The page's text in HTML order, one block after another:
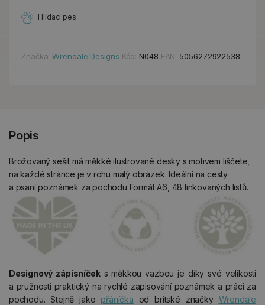
Hlídací pes
Značka:Wrendale Designs Kód: N048 EAN: 5056272922538
Popis
Brožovaný sešit má měkké ilustrované desky s motivem liščete,
na každé stránce je v rohu malý obrázek. Ideální na cesty
a psaní poznámek za pochodu Formát A6, 48 linkovaných listů.
Designový zápisníčeks měkkou vazbou je díky své velikosti
a pružnosti praktický na rychlé zapisování poznámek a práci za
pochodu. Stejně jako přáníčka od britské značky Wrendale